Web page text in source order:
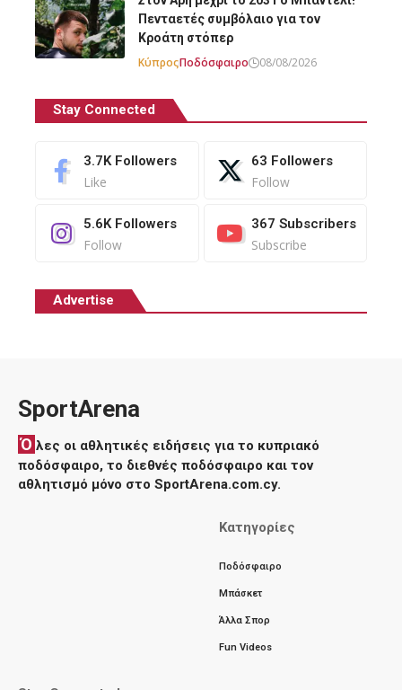
Πενταετές συμβόλαιο για τον
Κροάτη στόπερ
ΚύπροςΠοδόσφαιρο 08/08/2026
Stay Connected
3.7K Followers
Like
63 Followers
Follow
5.6K Followers
Follow
367 Subscribers
Subscribe
Advertise
SportArena
Ό λες οι αθλητικές ειδήσεις για το κυπριακό
ποδόσφαιρο, το διεθνές ποδόσφαιρο και τον
αθλητισμό μόνο στο SportArena.com.cy.
Κατηγορίες
Ποδόσφαιρο
Μπάσκετ
Άλλα Σπορ
Fun Videos